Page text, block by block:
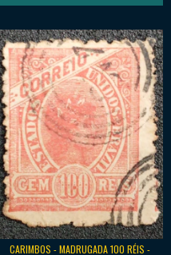
CARIMBOS - MADRUGADA 100 RÉIS -